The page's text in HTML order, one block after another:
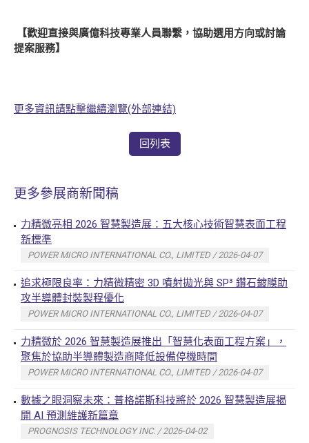
【歡迎直接與廣億科技專業人員聯繫，協助選用方向或討論
提案服務】
更多資訊請點擊繼續瀏覽(外部連結)
回列表
更多參展商新聞稿
力精微亮相 2026 智慧製造展：五大核心技術智慧表面工程
新標準
POWER MICRO INTERNATIONAL CO., LIMITED / 2026-04-07
追求極限良率：力精微精密 3D 噴射拋光與 SP³ 鑽石鍍膜助
攻半導體封裝製程優化
POWER MICRO INTERNATIONAL CO., LIMITED / 2026-04-07
力精微於 2026 智慧製造展推出「智慧化表面工程方案」，
聚焦於協助半導體製造商降低設備停機時間
POWER MICRO INTERNATIONAL CO., LIMITED / 2026-04-07
數據之眼洞察未來：普格諾斯科技將於 2026 智慧製造展揭
開 AI 預測維護新篇章
PROGNOSIS TECHNOLOGY INC. / 2026-04-02